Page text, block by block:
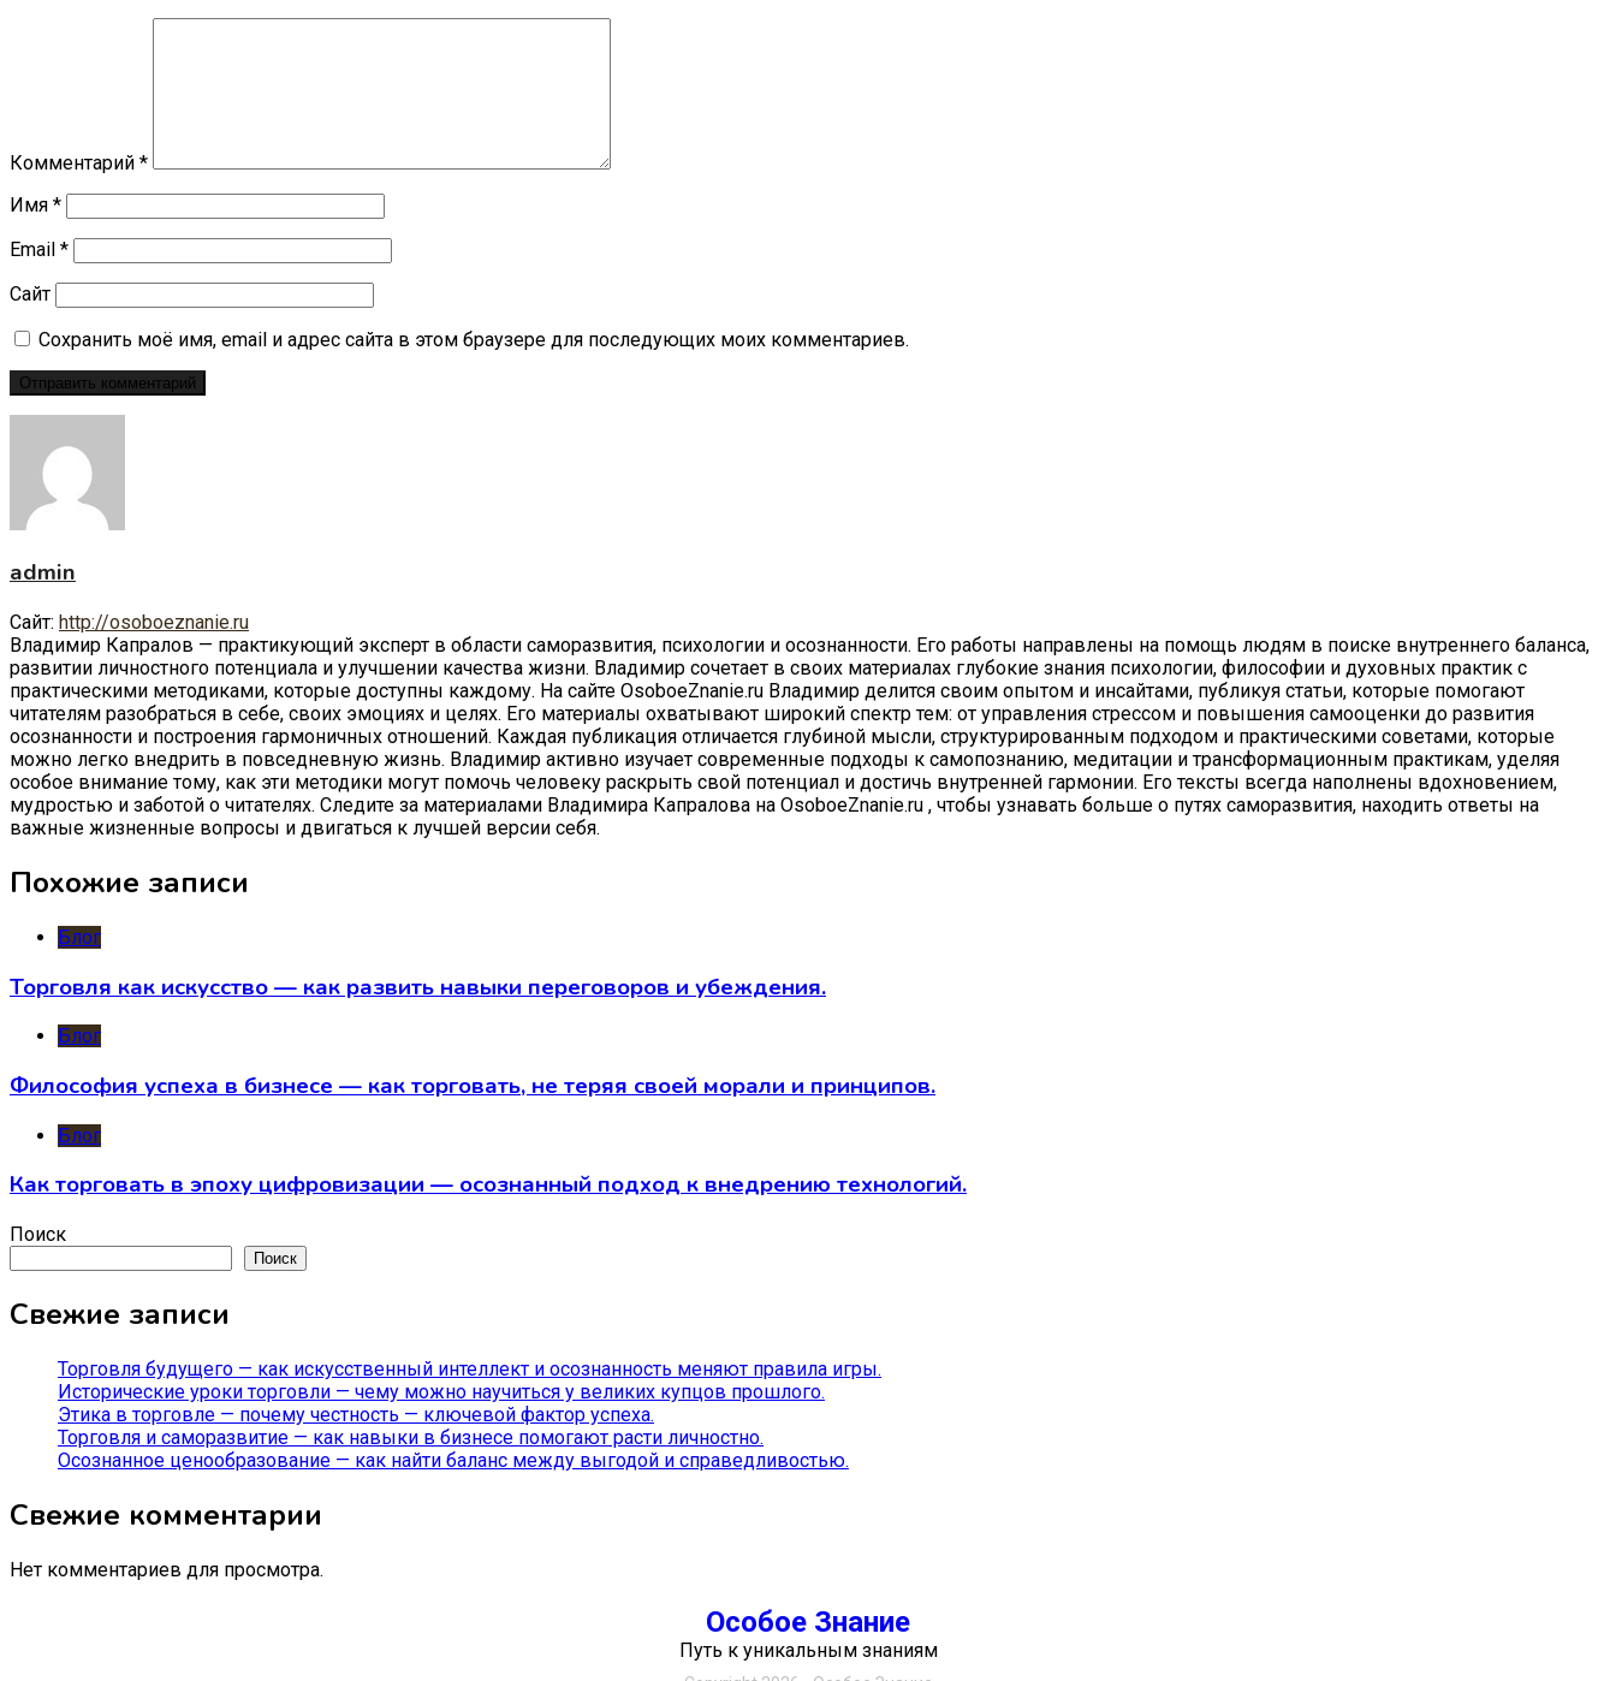
Комментарий *
Имя *
Email *
Сайт
Сохранить моё имя, email и адрес сайта в этом браузере для последующих моих комментариев.
admin
Сайт: http://osoboeznanie.ru
Владимир Капралов — практикующий эксперт в области саморазвития, психологии и осознанности. Его работы направлены на помощь людям в поиске внутреннего баланса,
развитии личностного потенциала и улучшении качества жизни. Владимир сочетает в своих материалах глубокие знания психологии, философии и духовных практик с
практическими методиками, которые доступны каждому. На сайте OsoboeZnanie.ru Владимир делится своим опытом и инсайтами, публикуя статьи, которые помогают
читателям разобраться в себе, своих эмоциях и целях. Его материалы охватывают широкий спектр тем: от управления стрессом и повышения самооценки до развития
осознанности и построения гармоничных отношений. Каждая публикация отличается глубиной мысли, структурированным подходом и практическими советами, которые
можно легко внедрить в повседневную жизнь. Владимир активно изучает современные подходы к самопознанию, медитации и трансформационным практикам, уделяя
особое внимание тому, как эти методики могут помочь человеку раскрыть свой потенциал и достичь внутренней гармонии. Его тексты всегда наполнены вдохновением,
мудростью и заботой о читателях. Следите за материалами Владимира Капралова на OsoboeZnanie.ru , чтобы узнавать больше о путях саморазвития, находить ответы на
важные жизненные вопросы и двигаться к лучшей версии себя.
Похожие записи
Блог
Торговля как искусство — как развить навыки переговоров и убеждения.
Блог
Философия успеха в бизнесе — как торговать, не теряя своей морали и принципов.
Блог
Как торговать в эпоху цифровизации — осознанный подход к внедрению технологий.
Поиск
Поиск
Свежие записи
Торговля будущего — как искусственный интеллект и осознанность меняют правила игры.
Исторические уроки торговли — чему можно научиться у великих купцов прошлого.
Этика в торговле — почему честность — ключевой фактор успеха.
Торговля и саморазвитие — как навыки в бизнесе помогают расти личностно.
Осознанное ценообразование — как найти баланс между выгодой и справедливостью.
Свежие комментарии
Нет комментариев для просмотра.
Особое Знание
Путь к уникальным знаниям